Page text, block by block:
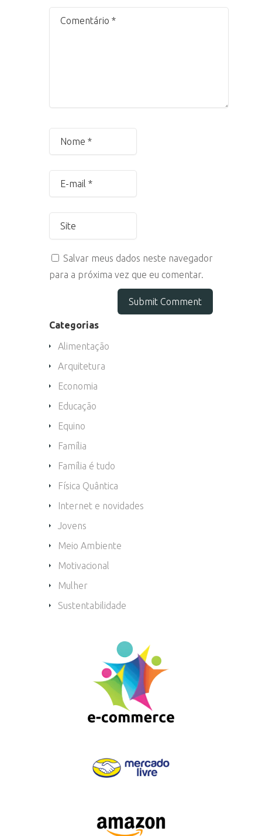
Salvar meus dados neste navegador
para a próxima vez que eu comentar.
Categorias
Alimentação
Arquitetura
Economia
Educação
Equino
Família
Família é tudo
Física Quântica
Internet e novidades
Jovens
Meio Ambiente
Motivacional
Mulher
Sustentabilidade